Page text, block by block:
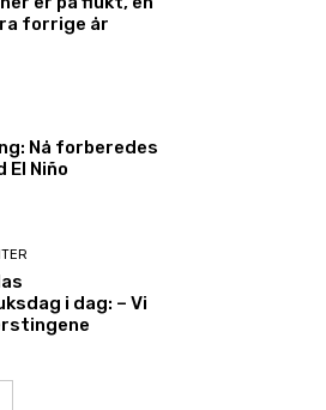
forrige år
Nå forberedes
Niño
i dag: – Vi